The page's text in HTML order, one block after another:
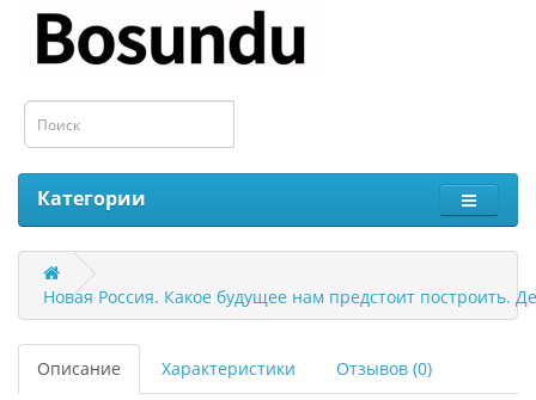
Категории
Новая Россия. Какое будущее нам предстоит построить.
Описание Характеристики Отзывов (0)